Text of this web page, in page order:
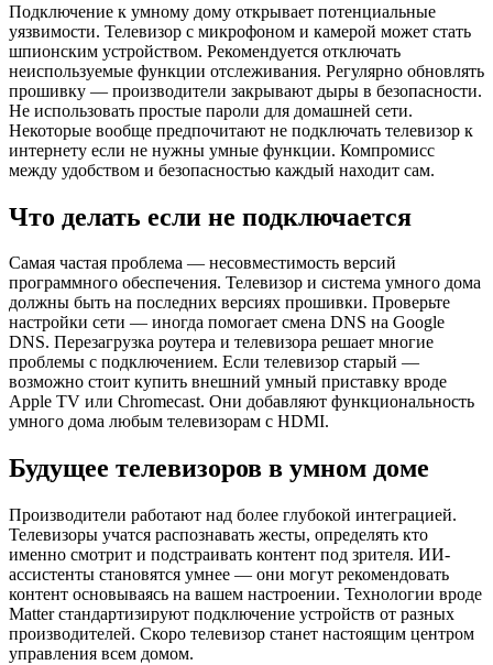
Подключение к умному дому открывает потенциальные
уязвимости. Телевизор с микрофоном и камерой может стать
шпионским устройством. Рекомендуется отключать
неиспользуемые функции отслеживания. Регулярно обновлять
прошивку — производители закрывают дыры в безопасности.
Не использовать простые пароли для домашней сети.
Некоторые вообще предпочитают не подключать телевизор к
интернету если не нужны умные функции. Компромисс
между удобством и безопасностью каждый находит сам.
Что делать если не подключается
Самая частая проблема — несовместимость версий
программного обеспечения. Телевизор и система умного дома
должны быть на последних версиях прошивки. Проверьте
настройки сети — иногда помогает смена DNS на Google
DNS. Перезагрузка роутера и телевизора решает многие
проблемы с подключением. Если телевизор старый —
возможно стоит купить внешний умный приставку вроде
Apple TV или Chromecast. Они добавляют функциональность
умного дома любым телевизорам с HDMI.
Будущее телевизоров в умном доме
Производители работают над более глубокой интеграцией.
Телевизоры учатся распознавать жесты, определять кто
именно смотрит и подстраивать контент под зрителя. ИИ-
ассистенты становятся умнее — они могут рекомендовать
контент основываясь на вашем настроении. Технологии вроде
Matter стандартизируют подключение устройств от разных
производителей. Скоро телевизор станет настоящим центром
управления всем домом.